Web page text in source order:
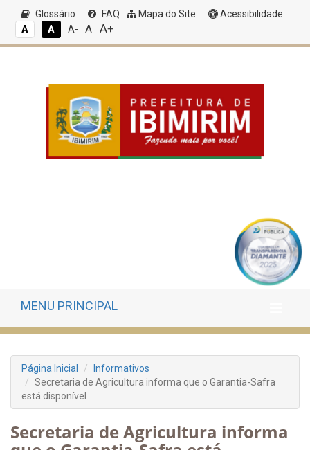
Glossário FAQ Mapa do Site
Acessibilidade
A
A A- A A+
MENU PRINCIPAL
Página Inicial
Informativos
Secretaria de Agricultura informa que o Garantia-Safra
está disponível
Secretaria de Agricultura informa